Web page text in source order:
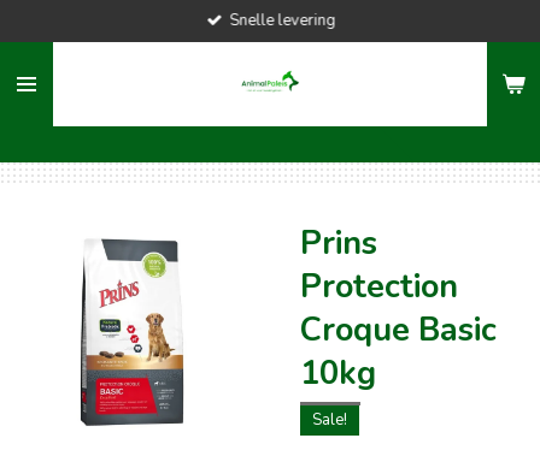
naar
hoofdinhoud
Snelle levering
Prins
Protection
Croque Basic
10kg
Sale!